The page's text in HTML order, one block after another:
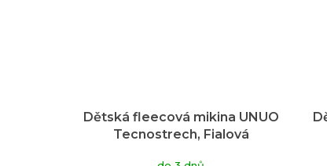
Dětská fleecová mikina UNUO
Tecnostrech, Fialová